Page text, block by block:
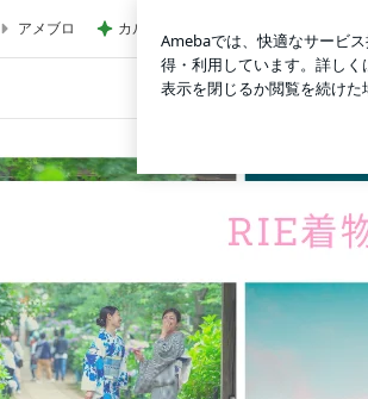
という不安よりも、どんどん楽しく学べ
HOME 日々のブログ
アメブロ カルディで買った優雅な気分の珈琲